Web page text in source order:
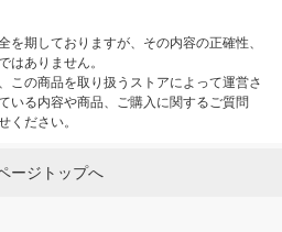
を期しておりますが、その内容の正確性、
はありません。
この商品を取り扱うストアによって運営さ
いる内容や商品、ご購入に関するご質問
ください。
ージトップへ